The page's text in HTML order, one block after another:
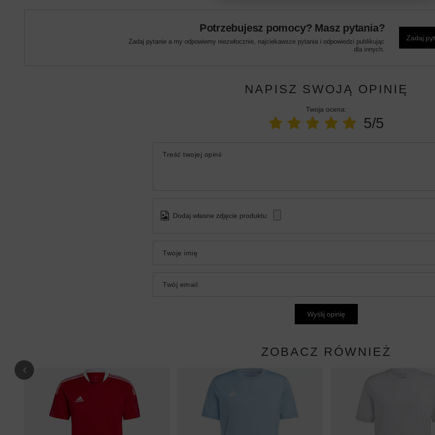
Potrzebujesz pomocy? Masz pytania?
Zadaj pytanie a my odpowiemy niezwłocznie, najciekawsze pytania i odpowiedzi publikując
dla innych.
Zadaj
NAPISZ SWOJĄ OPINIĘ
Twoja ocena:
5/5
Treść twojej opinii
Dodaj własne zdjęcie produktu:
Twoje imię
Twój email
Wyślij opinię
ZOBACZ RÓWNIEŻ